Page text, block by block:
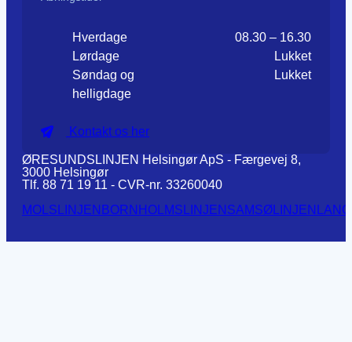
Hverdage
08.30 – 16.30
Lørdage
Lukket
Søndag og
helligdage
Lukket
Kontakt os her
ØRESUNDSLINJEN Helsingør ApS - Færgevej 8,
3000 Helsingør
Tlf. 88 71 19 11 - CVR-nr. 33260040
MOLSLINJEN BORNHOLMSLINJEN SAMSØLINJEN